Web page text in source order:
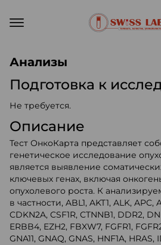
Анализы
Подготовка к
Не требуется.
Описание
Тест ОнкоКарта представляет
генетическое исследование
является выявление
ключевых генах, включая
опухолевого роста. К
в частности, ABL1, AKT1, ALK, APC,
CDKN2A, CSF1R, CTNNB1, DDR2,
ERBB4, EZH2, FBXW7, FGFR1,
GNA11, GNAQ, GNAS, HNF1A, HRAS,